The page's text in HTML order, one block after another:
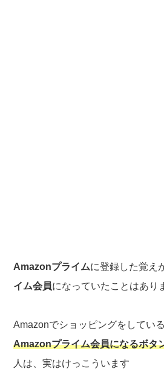
Amazonプライムに登録した覚え
イム会員になっていたことはあり
Amazonでショッピングをしてい
Amazonプライム会員になるボタ
人は、実はけっこういます